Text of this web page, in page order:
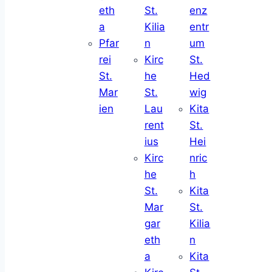
eth
a
Pfar
rei
St.
Mar
ien
St.
Kilia
n
Kirc
he
St.
Lau
rent
ius
Kirc
he
St.
Mar
gar
eth
a
enz
entr
um
St.
Hed
wig
Kita
St.
Hei
nric
h
Kita
St.
Kilia
n
Kita